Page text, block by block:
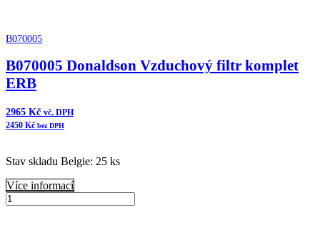
B070005
B070005 Donaldson Vzduchový filtr komplet
ERB
2965 Kč vč. DPH
2450 Kč bez DPH
Stav skladu Belgie: 25 ks
Více informací
B070005